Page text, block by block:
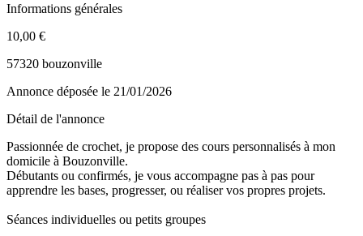
Informations générales
10,00 €
57320 bouzonville
Annonce déposée le 21/01/2026
Détail de l'annonce
Passionnée de crochet, je propose des cours personnalisés à mon
domicile à Bouzonville.
Débutants ou confirmés, je vous accompagne pas à pas pour
apprendre les bases, progresser, ou réaliser vos propres projets.
Séances individuelles ou petits groupes